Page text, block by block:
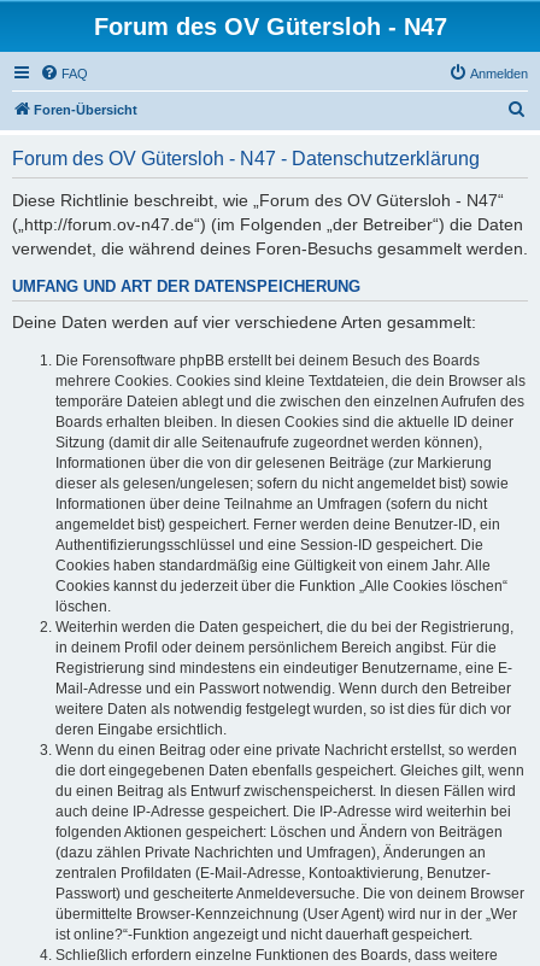
Forum des OV Gütersloh - N47
FAQ Anmelden
Foren-Übersicht
Forum des OV Gütersloh - N47 - Datenschutzerklärung
Diese Richtlinie beschreibt, wie „Forum des OV Gütersloh - N47“
(„http://forum.ov-n47.de“) (im Folgenden „der Betreiber“) die Daten
verwendet, die während deines Foren-Besuchs gesammelt werden.
UMFANG UND ART DER DATENSPEICHERUNG
Deine Daten werden auf vier verschiedene Arten gesammelt:
Die Forensoftware phpBB erstellt bei deinem Besuch des Boards
mehrere Cookies. Cookies sind kleine Textdateien, die dein Browser als
temporäre Dateien ablegt und die zwischen den einzelnen Aufrufen des
Boards erhalten bleiben. In diesen Cookies sind die aktuelle ID deiner
Sitzung (damit dir alle Seitenaufrufe zugeordnet werden können),
Informationen über die von dir gelesenen Beiträge (zur Markierung
dieser als gelesen/ungelesen; sofern du nicht angemeldet bist) sowie
Informationen über deine Teilnahme an Umfragen (sofern du nicht
angemeldet bist) gespeichert. Ferner werden deine Benutzer-ID, ein
Authentifizierungsschlüssel und eine Session-ID gespeichert. Die
Cookies haben standardmäßig eine Gültigkeit von einem Jahr. Alle
Cookies kannst du jederzeit über die Funktion „Alle Cookies löschen“
löschen.
Weiterhin werden die Daten gespeichert, die du bei der Registrierung,
in deinem Profil oder deinem persönlichem Bereich angibst. Für die
Registrierung sind mindestens ein eindeutiger Benutzername, eine E-
Mail-Adresse und ein Passwort notwendig. Wenn durch den Betreiber
weitere Daten als notwendig festgelegt wurden, so ist dies für dich vor
deren Eingabe ersichtlich.
Wenn du einen Beitrag oder eine private Nachricht erstellst, so werden
die dort eingegebenen Daten ebenfalls gespeichert. Gleiches gilt, wenn
du einen Beitrag als Entwurf zwischenspeicherst. In diesen Fällen wird
auch deine IP-Adresse gespeichert. Die IP-Adresse wird weiterhin bei
folgenden Aktionen gespeichert: Löschen und Ändern von Beiträgen
(dazu zählen Private Nachrichten und Umfragen), Änderungen an
zentralen Profildaten (E-Mail-Adresse, Kontoaktivierung, Benutzer-
Passwort) und gescheiterte Anmeldeversuche. Die von deinem Browser
übermittelte Browser-Kennzeichnung (User Agent) wird nur in der „Wer
ist online?“-Funktion angezeigt und nicht dauerhaft gespeichert.
Schließlich erfordern einzelne Funktionen des Boards, dass weitere